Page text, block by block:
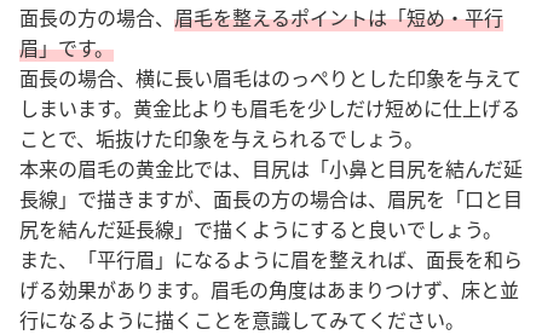
面長の方の場合、 眉毛を整えるポイントは「短め・平行
眉」です。
面長の場合、横に長い眉毛はのっぺりとした印象を与えて
しまいます。 黄金比よりも眉毛を少しだけ短めに仕上げる
ことで、垢抜けた印象を与えられるでしょう。
本来の眉毛の黄金比では、目尻は「小鼻と目尻を結んだ延
長線」で描きますが、面長の方の場合は、眉尻を「口と目
尻を結んだ延長線」で描くようにすると良いでしょう。
また、「平行眉」になるように眉を整えれば、面長を和ら
げる効果があります。眉毛の角度はあまりつけず、床と並
行になるように描くことを意識してみてください。